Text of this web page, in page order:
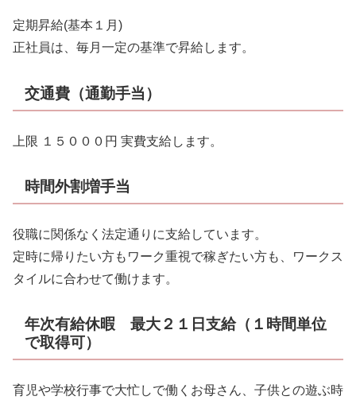
定期昇給(基本１月)
正社員は、毎月一定の基準で昇給します。
交通費（通勤手当）
上限 １５０００円 実費支給します。
時間外割増手当
役職に関係なく法定通りに支給しています。
定時に帰りたい方もワーク重視で稼ぎたい方も、ワークス
タイルに合わせて働けます。
年次有給休暇 最大２１日支給（１時間単位
で取得可）
育児や学校行事で大忙しで働くお母さん、子供との遊ぶ時